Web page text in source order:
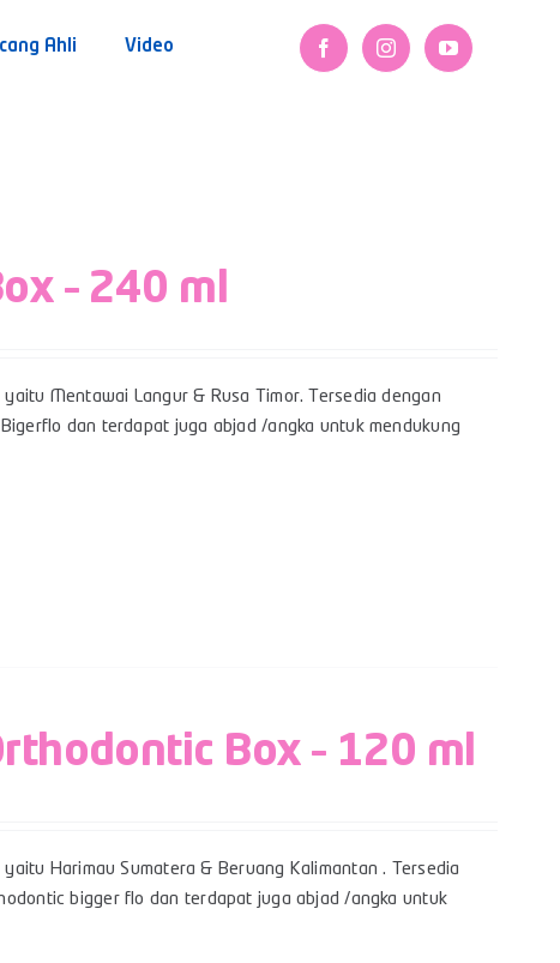
Ahli Video
– 240 ml
Mentawai Langur & Rusa Timor. Tersedia dengan
dan terdapat juga abjad /angka untuk mendukung
Box – 120 ml
Harimau Sumatera & Beruang Kalimantan . Tersedia
bigger flo dan terdapat juga abjad /angka untuk